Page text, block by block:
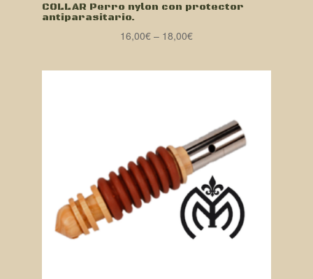
COLLAR Perro nylon con protector
antiparasitario.
16,00€– 18,00€